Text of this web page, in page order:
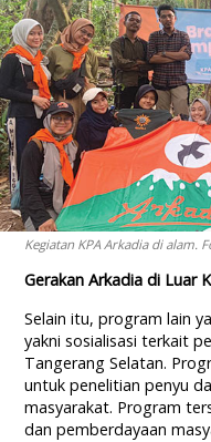
Kegiatan KPA Arkadia di alam.
Gerakan Arkadia di Luar
Selain itu, program lain
yakni sosialisasi terkait
Tangerang Selatan.
untuk penelitian penyu
masyarakat. Program
dan pemberdayaan